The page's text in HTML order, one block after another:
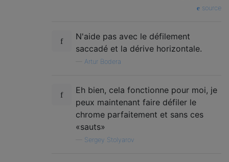
source
N'aide pas avec le défilement
saccadé et la dérive horizontale.
Artur Bodera
Eh bien, cela fonctionne pour moi, je
peux maintenant faire défiler le
chrome parfaitement et sans ces
«sauts»
Sergey Stolyarov